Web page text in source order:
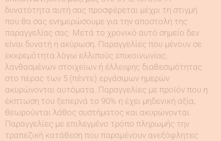
δυνατότητα αυτή σας προσφέρεται μέχρι τη στιγμή
που θα σας ενημερώσουμε για την αποστολή της
παραγγελίας σας. Μετά το χρονικό αυτό σημείο δεν
είναι δυνατή η ακύρωση. Παραγγελίες που μένουν σε
εκκρεμότητα λόγω ελλιπούς επικοινωνίας,
λανθασμένων στοιχείων ή έλλειψης διαθεσιμότητας
στο πέρας των 5 (πέντε) εργάσιμων ημερών
ακυρώνονται αυτόματα. Παραγγελίες με προϊόν που η
έκπτωση του ξεπερνά το 90% η έχει μηδενική αξία,
θεωρούνται λάθος συστήματος και ακυρώνονται.
Παραγγελίες με επιλεγμένο τρόπο πληρωμής την
τραπεζική κατάθεση που παραμένουν ανεξόφλητες